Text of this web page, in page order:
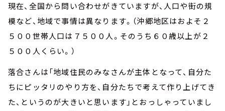
現在、全国から問い合わせがきていますが、人口や街の規
模など、地域で事情は異なります。（沖郷地区はおよそ２
５００世帯人口は７５００人。そのうち６０歳以上が２
５００人くらい。）
落合さんは「地域住民のみなさんが主体となって、自分た
ちにピッタリのやり方を、自分たちで考えて作り上げてき
た、というのが大きいと思います」とおっしゃっていまし